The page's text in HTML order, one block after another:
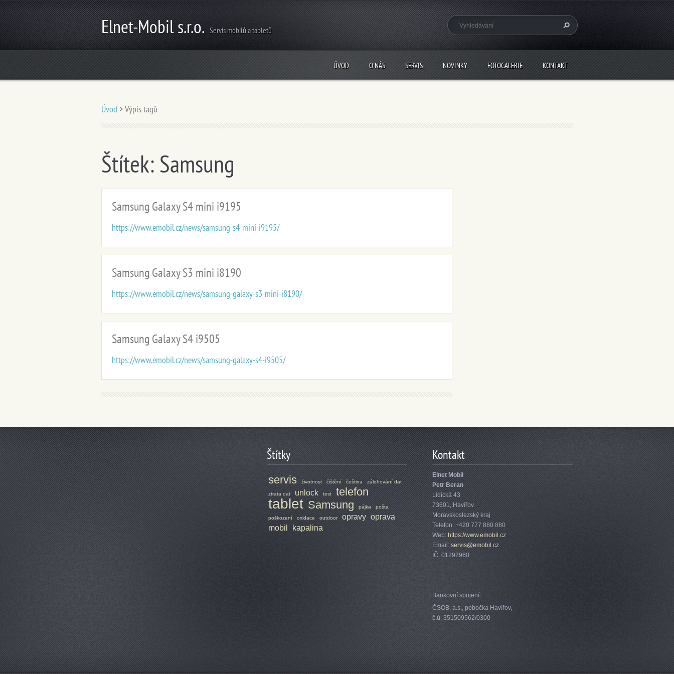
Elnet-Mobil s.r.o. Servis mobilů a tabletů
ÚVOD O NÁS SERVIS NOVINKY FOTOGALERIE KONTAKT
Úvod >Výpis tagů
Štítek: Samsung
Samsung Galaxy S4 mini i9195
https://www.emobil.cz/news/samsung-s4-mini-i9195/
Samsung Galaxy S3 mini i8190
https://www.emobil.cz/news/samsung-galaxy-s3-mini-i8190/
Samsung Galaxy S4 i9505
https://www.emobil.cz/news/samsung-galaxy-s4-i9505/
Štítky
servis životnost čištění čeština zálohování dat
ztrata dat unlock test telefon
tablet Samsung pájka
pošta
poškození
oxidace outdoor opravy oprava
mobil kapalina
Kontakt
Elnet Mobil
Petr Beran
Lidická 43
73601,Havířov
Moravskoslezský kraj
Telefon:+420 777 880 880
Web:https://www.emobil.cz
Email:servis@emobil.cz
IČ: 01292960
Bankovní spojení:
ČSOB, a.s., pobočka Havířov,
č.ú. 351509562/0300